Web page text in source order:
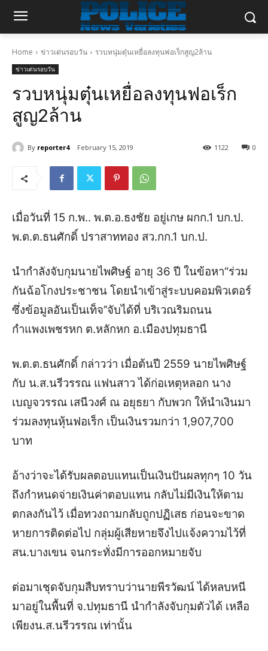
Home ข่าวเด่นรอบวัน รวบหนุ่มตุ๋นเหยื่อลงทุนฟอเร็กสูญ2ล้าน
ข่าวเด่นรอบวัน
รวบหนุ่มตุ๋นเหยื่อลงทุนฟอเร็ก
สูญ2ล้าน
By reporter4 February 15, 2019 0
1122
เมื่อวันที่ 15 ก.พ.. พ.ต.อ.ธงชัย อยู่เกษ ผกก.1 บก.ป.
พ.ต.ต.ธนศักดิ์ ปราสาททอง สว.กก.1 บก.ป.
นำกำลังจับกุมนายไพศิษฐ์ อายุ 36 ปี ในข้อหา“ร่วม
กันฉ้อโกงประชาชน โดยนำเข้าสู่ระบบคอมพิวเตอร์
ซึ่งข้อมูลอันเป็นเท็จ’’จับได้ที่ บริเวณริมถนน
กำแพงเพชรหก ต.หลักหก อ.เมืองปทุมธานี
พ.ต.ต.ธนศักดิ์ กล่าวว่า เมื่อต้นปี 2559 นายไพศิษฐ์
กับ น.ส.นรีวรรณ แฟนสาว ได้ก่อเหตุหลอก นาง
เบญจวรรณ เสนีวงศ์ ณ อยุธยา กับพวก ให้นำเงินมา
ร่วมลงทุนหุ้นฟอเร็ก เป็นเงินรวมกว่า 1,907,700
บาท
อ้างว่าจะได้รับผลตอบแทนเป็นเงินปันผลทุกๆ 10 วัน
ถึงกำหนดจ่ายเงินค่าตอบแทน กลับไม่มีเงินให้ตาม
ตกลงกันไว้ เมื่อทวงถามกลับถูกปฏิเสธ ก่อนจะขาด
หายการติดต่อไป กลุ่มผู้เสียหายจึงไปแจ้งความไว้ที่
สน.บางเขน จนกระทั่งมีการออกหมายจับ
ต่อมาเชุดจับกุมสืบทราบว่านายพีรวัฒน์ ได้หลบหนี
มาอยู่ในพื้นที่ จ.ปทุมธานี นำกำลังจับกุมตัวได้ เหลือ
เพียงน.ส.นรีวรรณ เท่านั้น